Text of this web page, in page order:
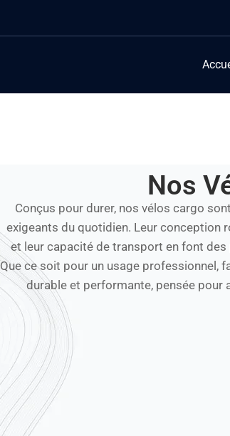
Nos
Conçus pour durer, nos vélos cargo
exigeants du quotidien. Leur conception
et leur capacité de transport en font
Que ce soit pour un usage professionnel,
durable et performante, pensée pour